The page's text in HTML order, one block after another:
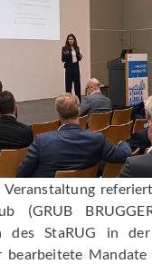
(GRUB
des StaRUG in
Mandate